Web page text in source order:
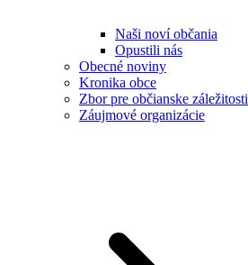
Naši noví občania
Opustili nás
Obecné noviny
Kronika obce
Zbor pre občianske záležitosti
Záujmové organizácie